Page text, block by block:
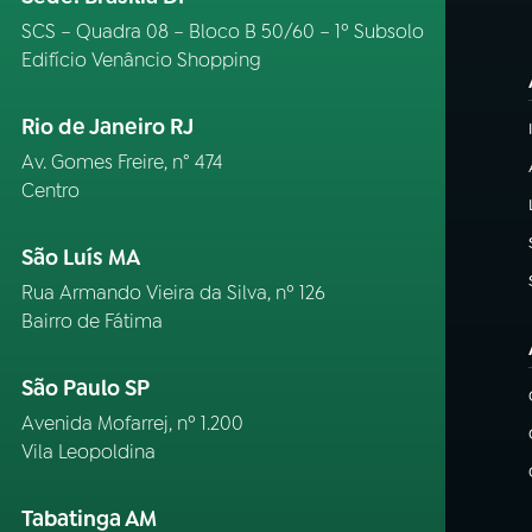
SCS – Quadra 08 – Bloco B 50/60 – 1º Subsolo
Edifício Venâncio Shopping
Rio de Janeiro RJ
Av. Gomes Freire, n° 474
Centro
São Luís MA
Rua Armando Vieira da Silva, nº 126
Bairro de Fátima
São Paulo SP
Avenida Mofarrej, nº 1.200
Vila Leopoldina
Tabatinga AM